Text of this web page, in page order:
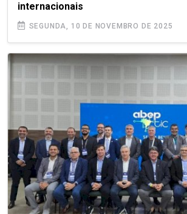
internacionais
SEGUNDA, 10 DE NOVEMBRO DE 2025